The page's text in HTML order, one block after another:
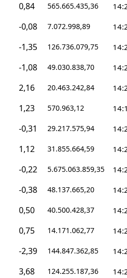
0,84 565.665.435,36
-0,08 7.072.998,89
-1,35 126.736.079,75
-1,08 49.030.838,70
2,16 20.463.242,84
1,23 570.963,12
-0,31 29.217.575,94
1,12 31.855.664,59
-0,22 5.675.063.859,35
-0,38 48.137.665,20
0,50 40.500.428,37
0,75 14.171.062,77
-2,39 144.847.362,85
3,68 124.255.187,36